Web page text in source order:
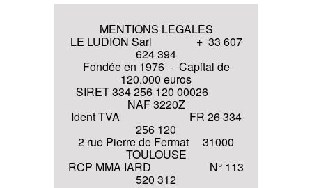
MENTIONS LEGALES
LE LUDION Sarl + 33 607
624 394
Fondée en 1976 - Capital de
120.000 euros
SIRET 334 256 120 00026
NAF 3220Z
Ident TVA FR 26 334
256 120
2 rue Pierre de Fermat 31000
TOULOUSE
RCP MMA IARD N° 113
520 312